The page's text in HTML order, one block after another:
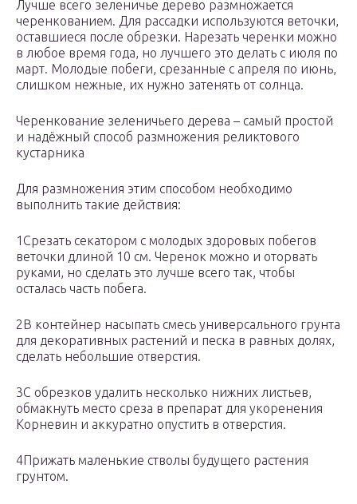
Лучше всего зеленичье дерево размножается
черенкованием. Для рассадки используются веточки,
оставшиеся после обрезки. Нарезать черенки можно
в любое время года, но лучшего это делать с июля по
март. Молодые побеги, срезанные с апреля по июнь,
слишком нежные, их нужно затенять от солнца.
Черенкование зеленичьего дерева – самый простой
и надёжный способ размножения реликтового
кустарника
Для размножения этим способом необходимо
выполнить такие действия:
1Срезать секатором с молодых здоровых побегов
веточки длиной 10 см. Черенок можно и оторвать
руками, но сделать это лучше всего так, чтобы
осталась часть побега.
2В контейнер насыпать смесь универсального грунта
для декоративных растений и песка в равных долях,
сделать небольшие отверстия.
3С обрезков удалить несколько нижних листьев,
обмакнуть место среза в препарат для укоренения
Корневин и аккуратно опустить в отверстия.
4Прижать маленькие стволы будущего растения
грунтом.